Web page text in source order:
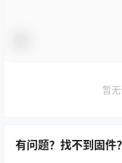
暂
有问题？找不到固件？